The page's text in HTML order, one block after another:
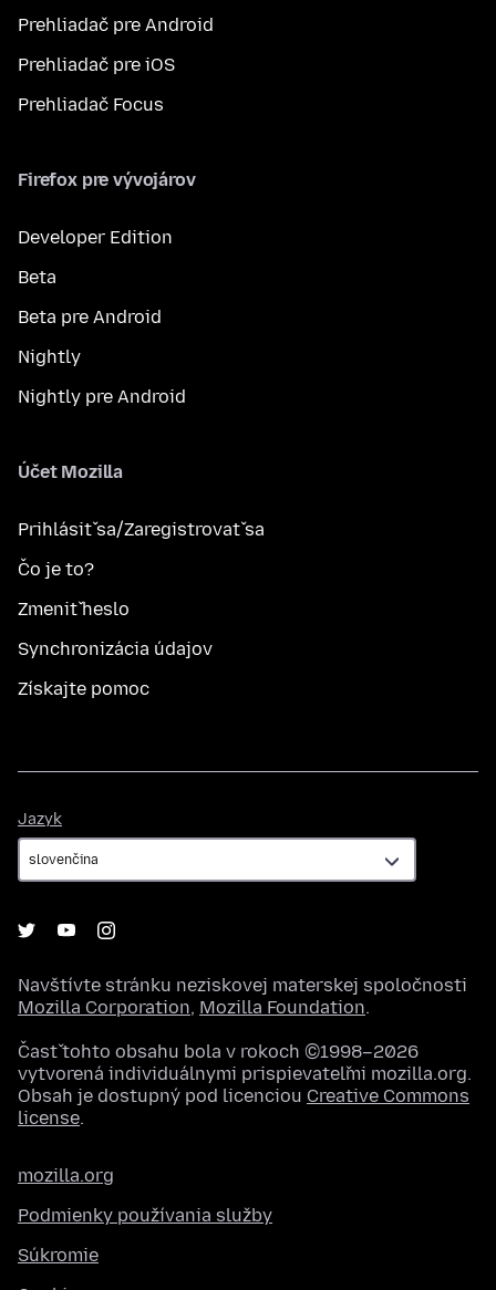
Prehliadač pre Android
Prehliadač pre iOS
Prehliadač Focus
Firefox pre vývojárov
Developer Edition
Beta
Beta pre Android
Nightly
Nightly pre Android
Účet Mozilla
Prihlásiť sa/Zaregistrovať sa
Čo je to?
Zmeniť heslo
Synchronizácia údajov
Získajte pomoc
Jazyk
Navštívte stránku neziskovej materskej spoločnosti
Mozilla Corporation, Mozilla Foundation.
Časť tohto obsahu bola v rokoch ©1998–2026
vytvorená individuálnymi prispievateľmi mozilla.org.
Obsah je dostupný pod licenciou Creative Commons
license.
mozilla.org
Podmienky používania služby
Súkromie